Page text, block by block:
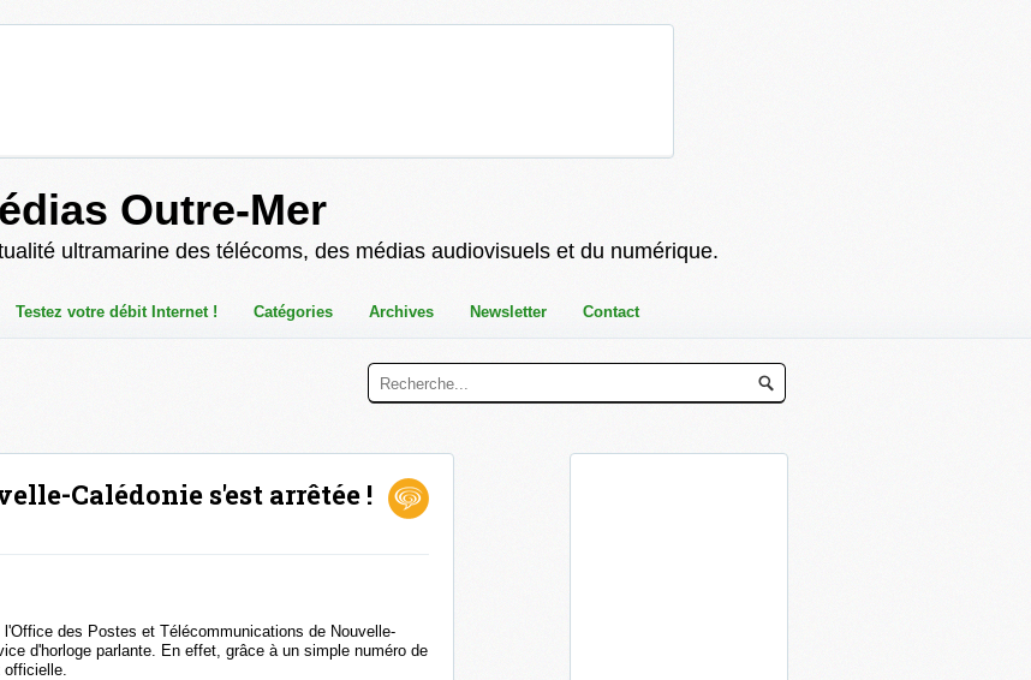
Outre-Mer
ultramarine des télécoms, des médias audiovisuels et du numérique.
Testez votre débit Internet ! Catégories Archives Newsletter Contact
Calédonie s'est arrêtée !
des Postes et Télécommunications de Nouvelle-
d'horloge parlante. En effet, grâce à un simple numéro de
officielle.